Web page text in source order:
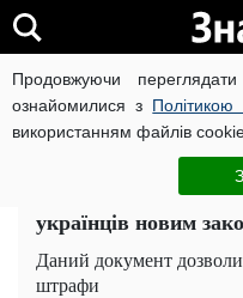
Продовжуючи
ознайомилися з Політикою
використанням файлів
ВІЙНА РОСІЇ ПРОТИ
Суспільство
Зеленський
українців новим
Даний документ
штрафи